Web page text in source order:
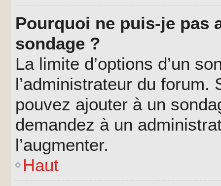
Pourquoi ne puis-je pas
sondage ?
La limite d’options d’un
l’administrateur du forum.
pouvez ajouter à un
demandez à un
l’augmenter.
Haut